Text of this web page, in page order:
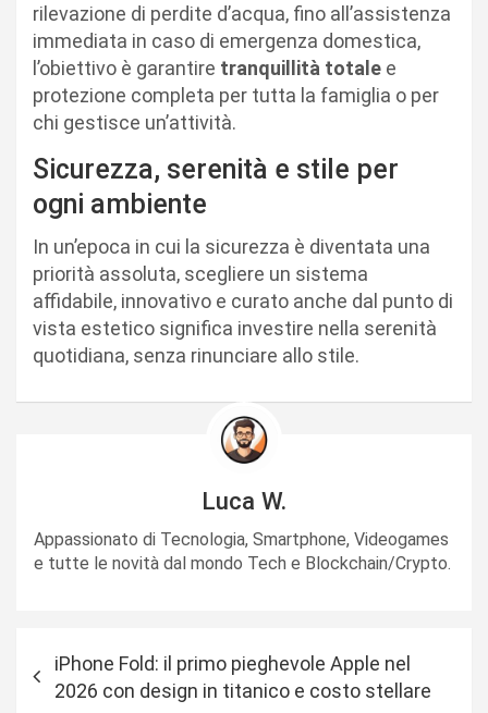
rilevazione di perdite d’acqua, fino all’assistenza
immediata in caso di emergenza domestica,
l’obiettivo è garantire tranquillità totale e
protezione completa per tutta la famiglia o per
chi gestisce un’attività.
Sicurezza, serenità e stile per
ogni ambiente
In un’epoca in cui la sicurezza è diventata una
priorità assoluta, scegliere un sistema
affidabile, innovativo e curato anche dal punto di
vista estetico significa investire nella serenità
quotidiana, senza rinunciare allo stile.
Luca W.
Appassionato di Tecnologia, Smartphone, Videogames
e tutte le novità dal mondo Tech e Blockchain/Crypto.
iPhone Fold: il primo pieghevole Apple nel
2026 con design in titanico e costo stellare